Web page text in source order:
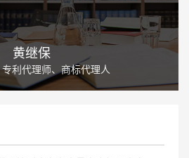
黄继保
利代理师、商标代理人